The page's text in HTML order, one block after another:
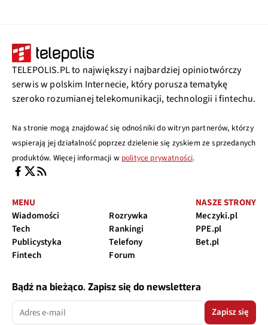
TELEPOLIS.PL to największy i najbardziej opiniotwórczy
serwis w polskim Internecie, który porusza tematykę
szeroko rozumianej telekomunikacji, technologii i fintechu.
Na stronie mogą znajdować się odnośniki do witryn partnerów, którzy
wspierają jej działalność poprzez dzielenie się zyskiem ze sprzedanych
produktów. Więcej informacji w polityce prywatności.
MENU
Wiadomości
Tech
Publicystyka
Fintech
Rozrywka
Rankingi
Telefony
Forum
NASZE STRONY
Meczyki.pl
PPE.pl
Bet.pl
Bądź na bieżąco. Zapisz się do newslettera
Zapisz się